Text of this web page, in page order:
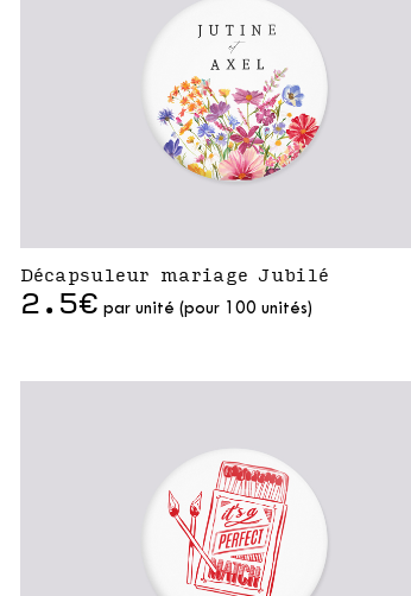
Décapsuleur mariage Jubilé
2.5€ par unité (pour 100 unités)